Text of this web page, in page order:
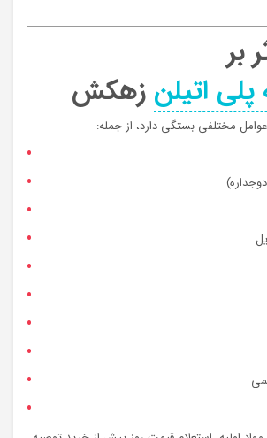
بر
اتیلن زهکش
مختلفی بستگی دارد، از جمله: